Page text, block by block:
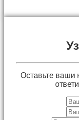
Оставьте ваши